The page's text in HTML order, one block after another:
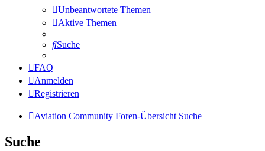
Unbeantwortete Themen
Aktive Themen
Suche
FAQ
Anmelden
Registrieren
Aviation Community Foren-Übersicht Suche
Suche